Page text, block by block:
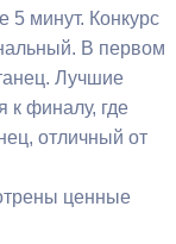
5 минут. Конкурс
В первом
Лучшие
к финалу, где
отличный от
ценные